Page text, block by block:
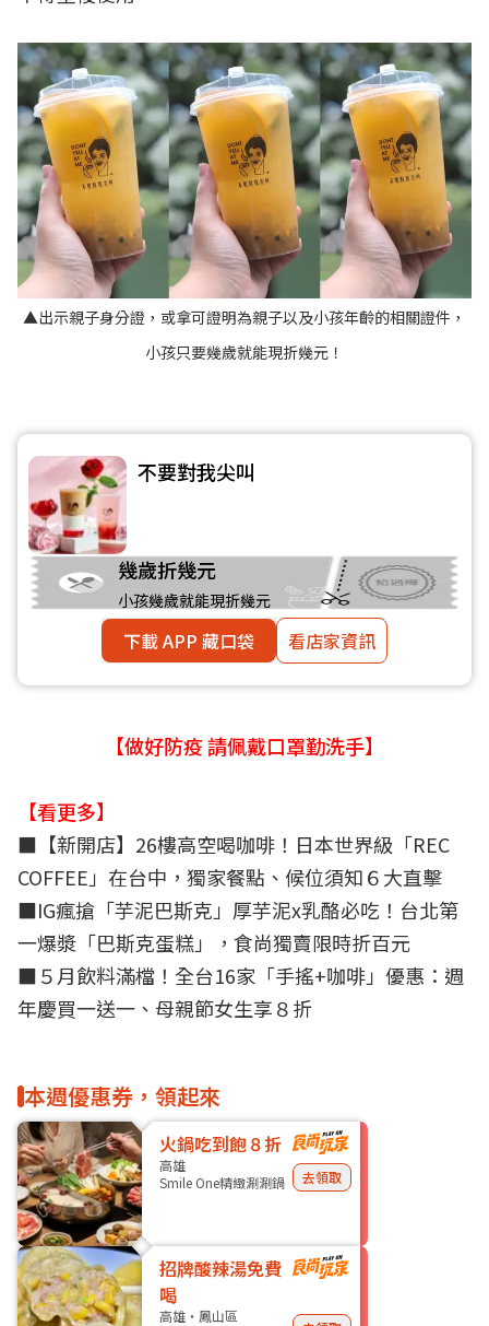
▲出示親子身分證，或拿可證明為親子以及小孩年齡的相關證件，
小孩只要幾歲就能現折幾元！
不要對我尖叫
幾歲折幾元
小孩幾歲就能現折幾元
下載 APP 藏口袋 看店家資訊
【做好防疫 請佩戴口罩勤洗手】
【看更多】
■ 【新開店】26樓高空喝咖啡！日本世界級「REC
COFFEE」在台中，獨家餐點、候位須知６大直擊
■IG瘋搶「芋泥巴斯克」厚芋泥x乳酪必吃！台北第
一爆漿「巴斯克蛋糕」，食尚獨賣限時折百元
■５月飲料滿檔！全台16家「手搖+咖啡」優惠：週
年慶買一送一、母親節女生享８折
本週優惠券，領起來
火鍋吃到飽８折
高雄
Smile One精緻涮涮鍋
去領取
招牌酸辣湯免費
喝
高雄・鳳山區